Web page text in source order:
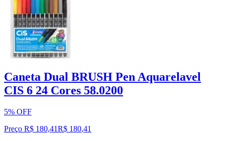
Caneta Dual BRUSH Pen Aquarelavel
CIS 6 24 Cores 58.0200
5% OFF
Preço R$ 180,41R$ 180,41